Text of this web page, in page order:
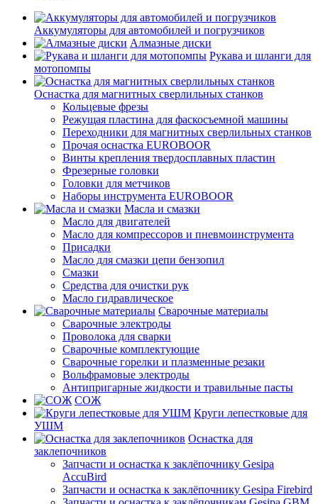
Аккумуляторы для автомобилей и погрузчиков
Алмазные диски
Рукава и шланги для
мотопомпы
Оснастка для магнитных сверлильных станков
Кольцевые фрезы
Режущая пластина для фаскосъемной машины
Переходники для магнитных сверлильных станков
Прочая оснастка EUROBOOR
Винты крепления твердосплавных пластин
Фрезерные головки
Головки для метчиков
Наборы инструмента EUROBOOR
Масла и смазки
Масло для двигателей
Масло для компрессоров и пневмоинструмента
Присадки
Масло для смазки цепи бензопил
Смазки
Средства для очистки рук
Масло гидравлическое
Сварочные материалы
Сварочные электроды
Проволока для сварки
Сварочные комплектующие
Сварочные горелки и плазменные резаки
Вольфрамовые электроды
Антипригарные жидкости и травильные пасты
СОЖ
Круги лепестковые для
УШМ
Оснастка для
заклепочников
Запчасти и оснастка к заклёпочнику Gesipa
AccuBird
Запчасти и оснастка к заклёпочнику Gesipa Firebird